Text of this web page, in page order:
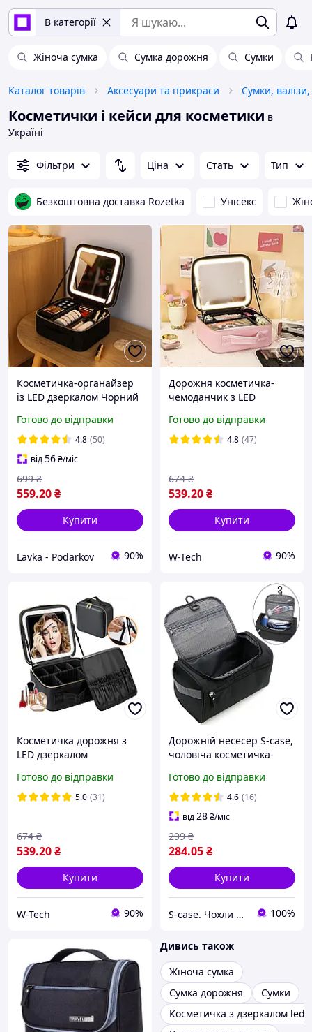
В категорії
Жіноча сумка Сумка дорожня Сумки
Каталог товарів Аксесуари та прикраси Сумки,
Косметички і кейси для косметики в
Україні
Фільтри Ціна Стать Тип
Безкоштовна доставка Rozetka Унісекс
Косметичка-органайзер
із LED дзеркалом Чорний
Готово до відправки
4.8 (50)
від56₴/міс
559.20₴
699 ₴
Купити
Lavka - Podarkov 90%
Дорожня косметичка-
чемоданчик з LED
Рожевий / Сумочка для
косметички
Готово до відправки
4.8 (47)
539.20₴
674 ₴
Купити
W-Tech 90%
Косметичка дорожня з
LED дзеркалом
косметики (26х23х11см)
Чорний
Готово до відправки
5.0 (31)
539.20₴
674 ₴
Купити
W-Tech 90%
Дорожній несесер S-case,
чоловіча косметичка-
приладдя з гачком
(чорний)
Готово до відправки
4.6 (16)
від28₴/міс
284.05₴
299 ₴
Купити
S-case. Чохли для улюблених речей 100%
Дивись також
Жіноча сумка
Сумка дорожня
Сумки
Косметичка з дзеркалом led